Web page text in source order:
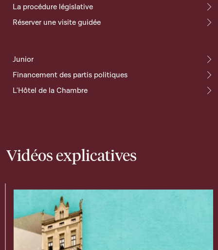
La procédure législative
Réserver une visite guidée
Junior
Financement des partis politiques
L'Hôtel de la Chambre
Vidéos explicatives